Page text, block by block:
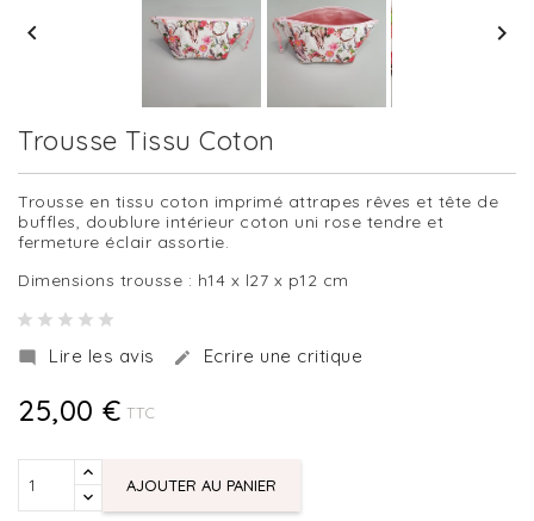
 
Trousse Tissu Coton
Trousse en tissu coton imprimé attrapes rêves et tête de
buffles, doublure intérieur coton uni rose tendre et
fermeture éclair assortie.
Dimensions trousse : h14 x l27 x p12 cm
 Lire les avis  Ecrire une critique
25,00 € TTC
AJOUTER AU PANIER